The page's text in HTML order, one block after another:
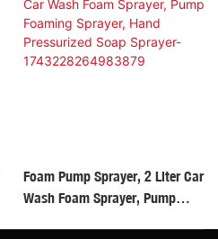
Foam Pump Sprayer, 2 Liter Car
Wash Foam Sprayer, Pump